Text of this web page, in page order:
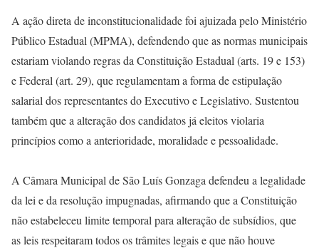
A ação direta de inconstitucionalidade foi ajuizada pelo Ministério
Público Estadual (MPMA), defendendo que as normas municipais
estariam violando regras da Constituição Estadual (arts. 19 e 153)
e Federal (art. 29), que regulamentam a forma de estipulação
salarial dos representantes do Executivo e Legislativo. Sustentou
também que a alteração dos candidatos já eleitos violaria
princípios como a anterioridade, moralidade e pessoalidade.
A Câmara Municipal de São Luís Gonzaga defendeu a legalidade
da lei e da resolução impugnadas, afirmando que a Constituição
não estabeleceu limite temporal para alteração de subsídios, que
as leis respeitaram todos os trâmites legais e que não houve